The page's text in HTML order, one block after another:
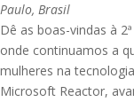
Paulo, Brasil
Dê as boas-vindas à
onde continuamos a
mulheres na
Microsoft Reactor,